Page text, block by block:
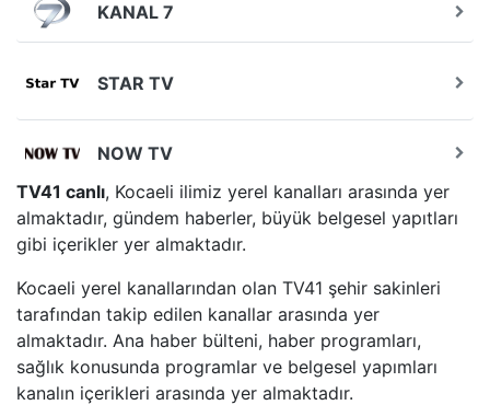
KANAL 7
STAR TV
NOW TV
BEYAZ TV
SHOW TV
A2 TV
TEVE2
TV41 canlı, Kocaeli ilimiz yerel kanalları arasında yer
almaktadır, gündem haberler, büyük belgesel yapıtları
gibi içerikler yer almaktadır.
Kocaeli yerel kanallarından olan TV41 şehir sakinleri
tarafından takip edilen kanallar arasında yer
almaktadır. Ana haber bülteni, haber programları,
sağlık konusunda programlar ve belgesel yapımları
kanalın içerikleri arasında yer almaktadır.